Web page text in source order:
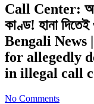
Call Center:
কাণ্ড! হানা
Bengali News
for allegedly
in illegal call
No Comments